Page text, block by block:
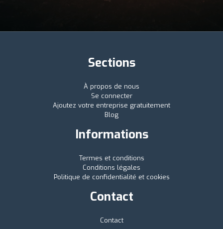
Sections
À propos de nous
Se connecter
Ajoutez votre entreprise gratuitement
Blog
Informations
Termes et conditions
Conditions légales
Politique de confidentialité et cookies
Contact
Contact